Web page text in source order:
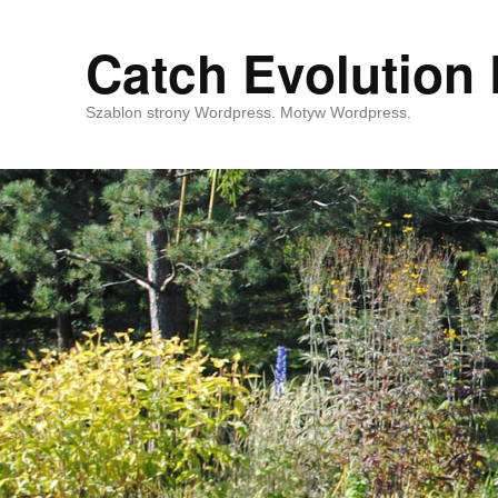
Catch Evolution
Szablon strony Wordpress. Motyw Wordpress.